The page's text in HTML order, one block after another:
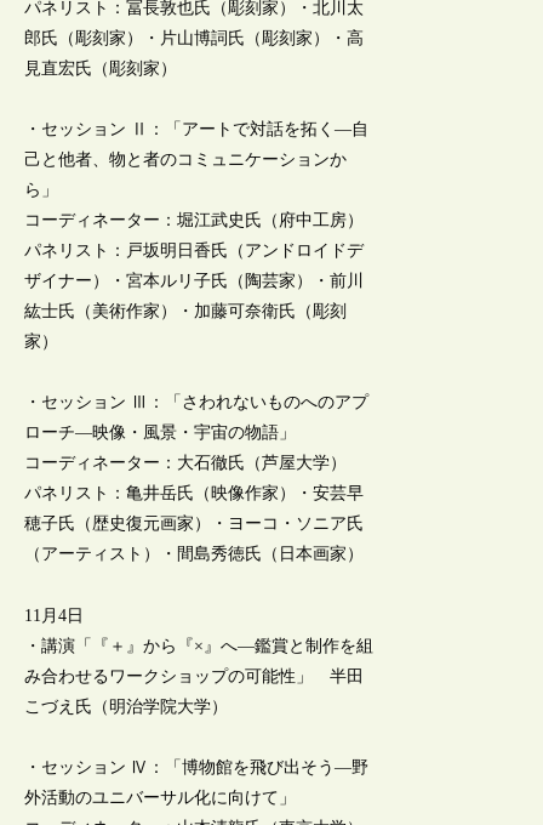
パネリスト：冨長敦也氏（彫刻家）・北川太
郎氏（彫刻家）・片山博詞氏（彫刻家）・高
見直宏氏（彫刻家）
・セッション Ⅱ：「アートで対話を拓く―自
己と他者、物と者のコミュニケーションか
ら」
コーディネーター：堀江武史氏（府中工房）
パネリスト：戸坂明日香氏（アンドロイドデ
ザイナー）・宮本ルリ子氏（陶芸家）・前川
紘士氏（美術作家）・加藤可奈衛氏（彫刻
家）
・セッション Ⅲ：「さわれないものへのアプ
ローチ―映像・風景・宇宙の物語」
コーディネーター：大石徹氏（芦屋大学）
パネリスト：亀井岳氏（映像作家）・安芸早
穂子氏（歴史復元画家）・ヨーコ・ソニア氏
（アーティスト）・間島秀徳氏（日本画家）
11月4日
・講演「『＋』から『×』へ―鑑賞と制作を組
み合わせるワークショップの可能性」 半田
こづえ氏（明治学院大学）
・セッション Ⅳ：「博物館を飛び出そう―野
外活動のユニバーサル化に向けて」